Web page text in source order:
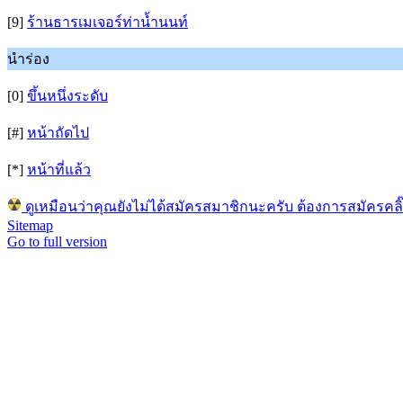
[9] ร้านธารเมเจอร์ท่าน้ำนนท์
นำร่อง
[0] ขึ้นหนึ่งระดับ
[#] หน้าถัดไป
[*] หน้าที่แล้ว
ดูเหมือนว่าคุณยังไม่ได้สมัครสมาชิกนะครับ ต้องการสมัครค
Sitemap
Go to full version